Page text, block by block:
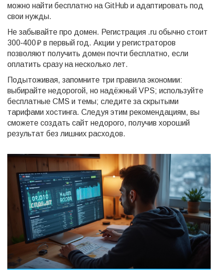
можно найти бесплатно на GitHub и адаптировать под
свои нужды.
Не забывайте про домен. Регистрация .ru обычно стоит
300‑400 ₽ в первый год. Акции у регистраторов
позволяют получить домен почти бесплатно, если
оплатить сразу на несколько лет.
Подытоживая, запомните три правила экономии:
выбирайте недорогой, но надёжный VPS; используйте
бесплатные CMS и темы; следите за скрытыми
тарифами хостинга. Следуя этим рекомендациям, вы
сможете создать сайт недорого, получив хороший
результат без лишних расходов.